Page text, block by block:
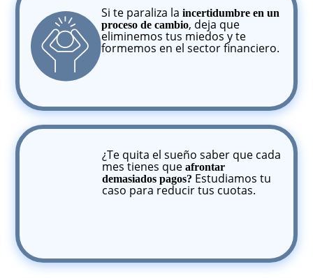
Si te paraliza la incertidumbre en un
proceso de cambio, deja que
eliminemos tus miedos y te
formemos en el sector financiero.
¿Te quita el sueño saber que cada
mes tienes queafrontar
demasiados pagos? Estudiamos tu
caso para reducir tus cuotas.